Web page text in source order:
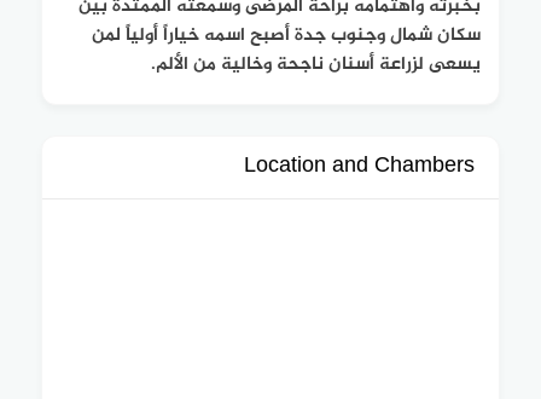
بخبرته واهتمامه براحة المرضى وسمعته الممتدة بين
سكان شمال وجنوب جدة أصبح اسمه خياراً أولياً لمن
يسعى لزراعة أسنان ناجحة وخالية من الألم.
Location and Chambers